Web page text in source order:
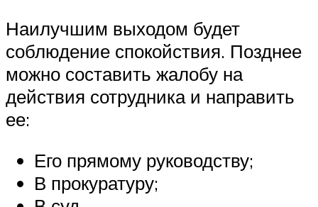
Наилучшим выходом будет
соблюдение спокойствия. Позднее
можно составить жалобу на
действия сотрудника и направить
ее:
Его прямому руководству;
В прокуратуру;